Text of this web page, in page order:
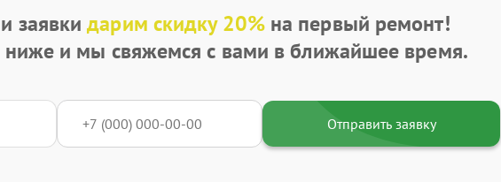
заявкидарим скидку 20%на первый ремонт!
ниже и мы свяжемся с вами в ближайшее время.
Отправить заявку